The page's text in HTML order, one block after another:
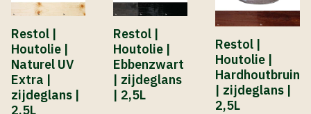
Restol |
Houtolie |
Naturel UV
Extra |
zijdeglans |
2,5L
Restol |
Houtolie |
Ebbenzwart
| zijdeglans
| 2,5L
Restol |
Houtolie |
Hardhoutbruin
| zijdeglans |
2,5L